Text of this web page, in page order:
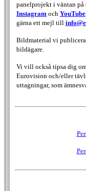
panelprojekt i väntan på
Instagram och YouTube
gärna ett mejl till
Bildmaterial vi
bildägare.
Vi vill också tipsa dig
Eurovision och/eller
uttagningar, som